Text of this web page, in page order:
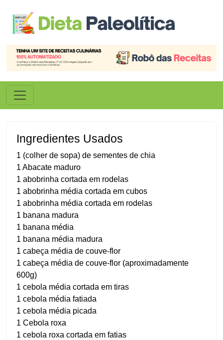
Ingredientes Usados
1 (colher de sopa) de sementes de chia
1 Abacate maduro
1 abobrinha cortada em rodelas
1 abobrinha média cortada em cubos
1 abobrinha média cortada em rodelas
1 banana madura
1 banana média
1 banana média madura
1 cabeça média de couve-flor
1 cabeça média de couve-flor (aproximadamente
600g)
1 cebola média cortada em tiras
1 cebola média fatiada
1 cebola média picada
1 Cebola roxa
1 cebola roxa cortada em fatias